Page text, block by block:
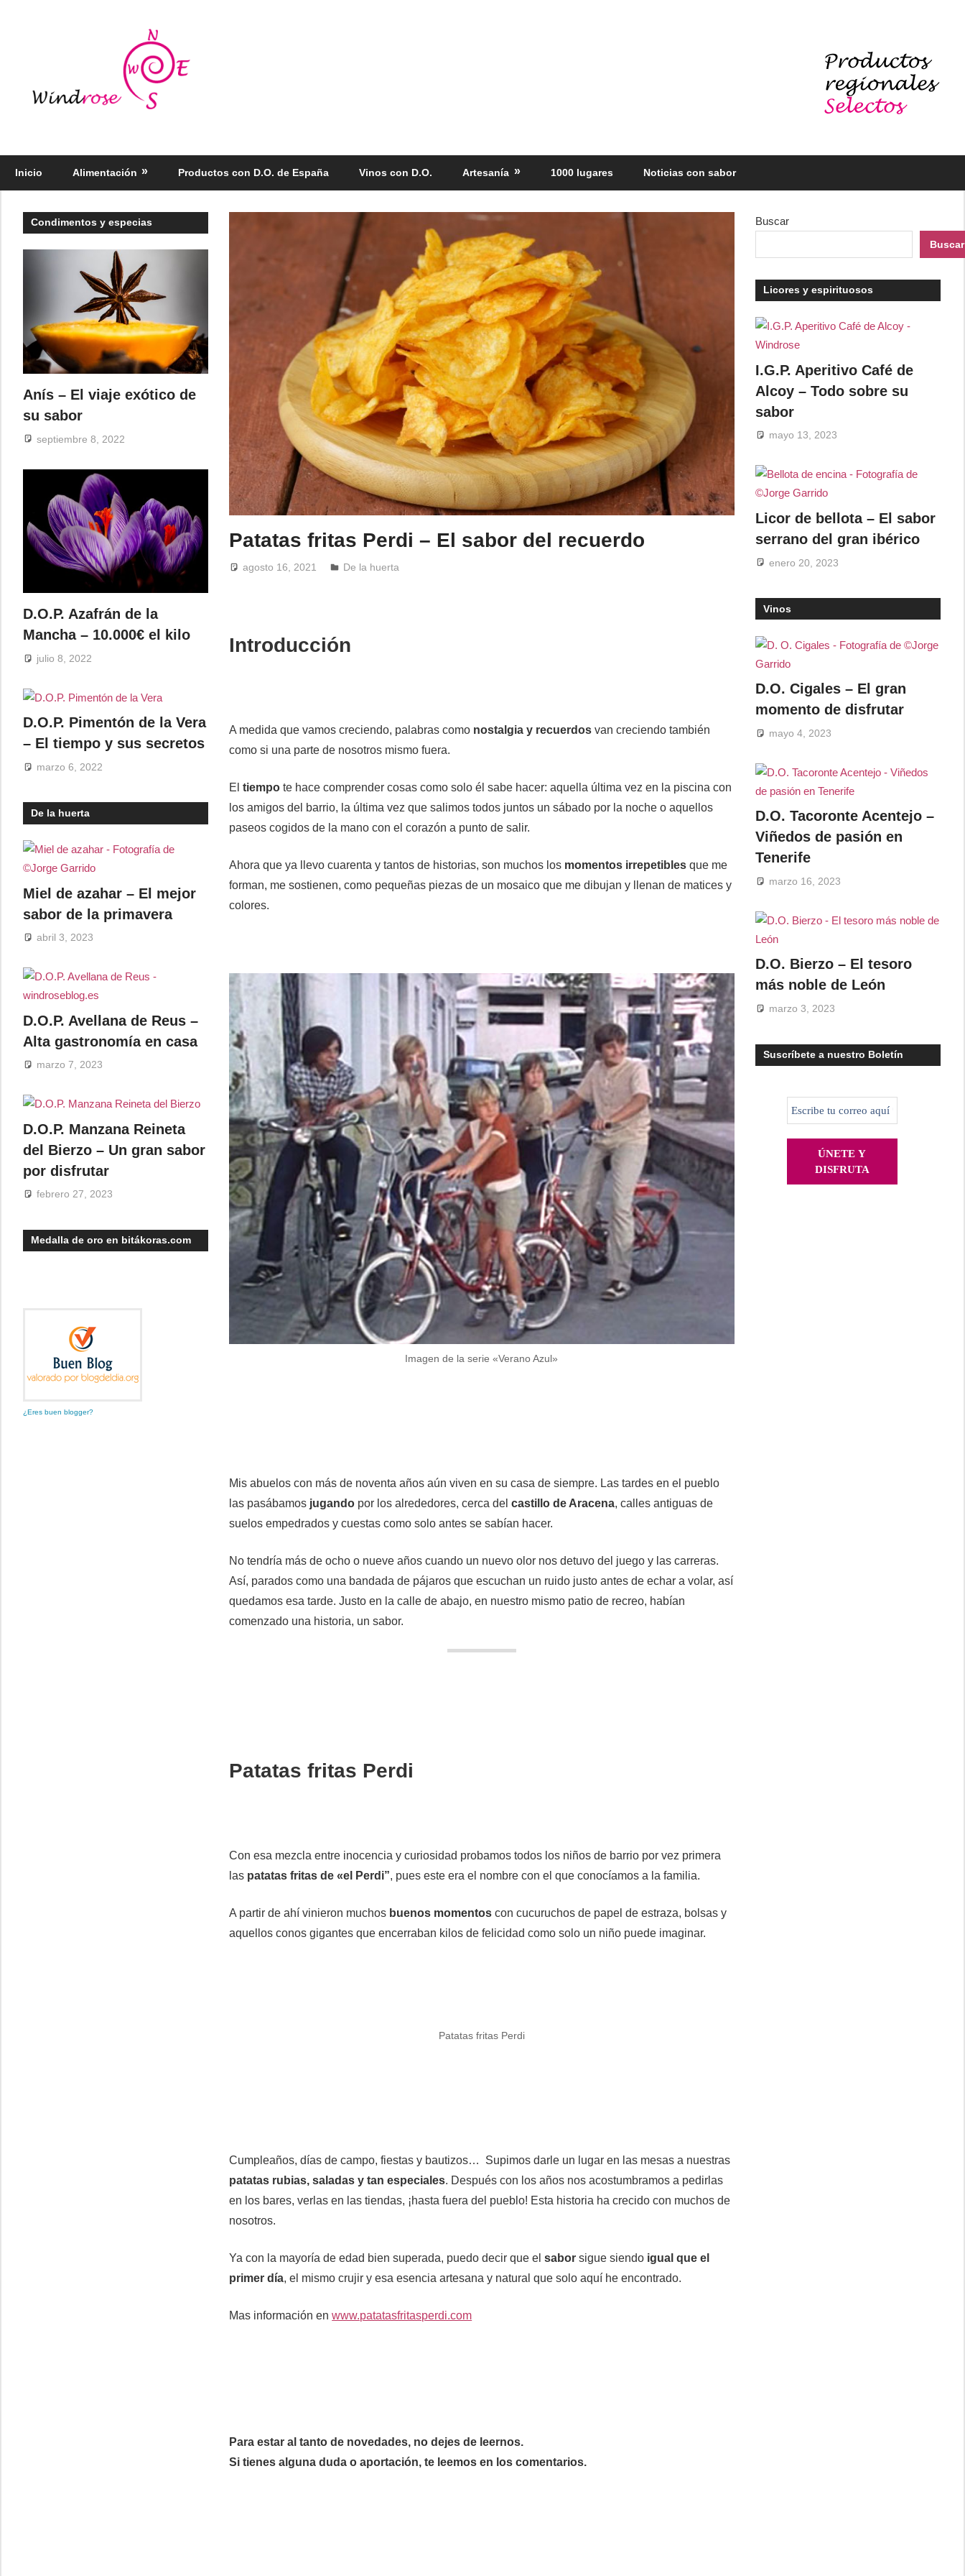
Inicio Alimentación Productos con D.O. de España Vinos con D.O. Artesanía 1000 lugares Noticias con sabor
Patatas fritas Perdi – El sabor del recuerdo
agosto 16, 2021 Windrose
De la huerta
Introducción
A medida que vamos creciendo, palabras como nostalgia y recuerdos van creciendo también
como si una parte de nosotros mismo fuera.
Eltiempo te hace comprender cosas como solo él sabe hacer: aquella última vez en la piscina con
los amigos del barrio, la última vez que salimos todos juntos un sábado por la noche o aquellos
paseos cogidos de la mano con el corazón a punto de salir.
Ahora que ya llevo cuarenta y tantos de historias, son muchos los momentos irrepetibles que me
forman, me sostienen, como pequeñas piezas de un mosaico que me dibujan y llenan de matices y
colores.
Imagen de la serie «Verano Azul»
Mis abuelos con más de noventa años aún viven en su casa de siempre. Las tardes en el pueblo
las pasábamos jugando por los alrededores, cerca delcastillo de Aracena, calles antiguas de
suelos empedrados y cuestas como solo antes se sabían hacer.
No tendría más de ocho o nueve años cuando un nuevo olor nos detuvo del juego y las carreras.
Así, parados como una bandada de pájaros que escuchan un ruido justo antes de echar a volar, así
quedamos esa tarde. Justo en la calle de abajo, en nuestro mismo patio de recreo, habían
comenzado una historia, un sabor.
Patatas fritas Perdi
Con esa mezcla entre inocencia y curiosidad probamos todos los niños de barrio por vez primera
las patatas fritas de «el Perdi”, pues este era el nombre con el que conocíamos a la familia.
A partir de ahí vinieron muchos buenos momentos con cucuruchos de papel de estraza, bolsas y
aquellos conos gigantes que encerraban kilos de felicidad como solo un niño puede imaginar.
Patatas fritas Perdi
Cumpleaños, días de campo, fiestas y bautizos… Supimos darle un lugar en las mesas a nuestras
patatas rubias, saladas y tan especiales. Después con los años nos acostumbramos a pedirlas
en los bares, verlas en las tiendas, ¡hasta fuera del pueblo! Esta historia ha crecido con muchos de
nosotros.
Ya con la mayoría de edad bien superada, puedo decir que elsabor sigue siendo igual que el
primer día, el mismo crujir y esa esencia artesana y natural que solo aquí he encontrado.
Mas información enwww.patatasfritasperdi.com
Para estar al tanto de novedades, no dejes de leernos.
Si tienes alguna duda o aportación, te leemos en los comentarios.
Condimentos y especias
Anís – El viaje exótico de
su sabor
septiembre 8, 2022
D.O.P. Azafrán de la
Mancha – 10.000€ el kilo
julio 8, 2022
D.O.P. Pimentón de la Vera
– El tiempo y sus secretos
marzo 6, 2022
De la huerta
Miel de azahar – El mejor
sabor de la primavera
abril 3, 2023
D.O.P. Avellana de Reus –
Alta gastronomía en casa
marzo 7, 2023
D.O.P. Manzana Reineta
del Bierzo – Un gran sabor
por disfrutar
febrero 27, 2023
Medalla de oro en bitákoras.com
¿Eres buen blogger?
Buscar
Buscar
Licores y espirituosos
I.G.P. Aperitivo Café de
Alcoy – Todo sobre su
sabor
mayo 13, 2023
Licor de bellota – El sabor
serrano del gran ibérico
enero 20, 2023
Vinos
D.O. Cigales – El gran
momento de disfrutar
mayo 4, 2023
D.O. Tacoronte Acentejo –
Viñedos de pasión en
Tenerife
marzo 16, 2023
D.O. Bierzo – El tesoro
más noble de León
marzo 3, 2023
Suscríbete a nuestro Boletín